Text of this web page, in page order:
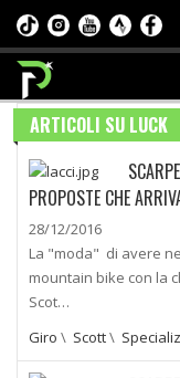
ARTICOLI SU LUCK
PROPOSTE CHE
28/12/2016
La "moda" di avere
mountain bike con la
Scot…
Giro \ Scott\